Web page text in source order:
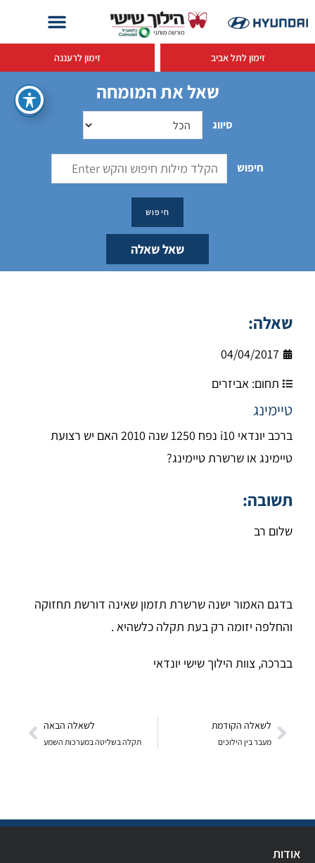
זימון לתל אביב זימון לרעננה
שאל את המומחה
סיווג
חיפוש
שאל שאלה
שאלה:
04/04/2017
תחום: אביזרים
טיימינג
ברכב יונדאי i10 נפח 1250 שנה 2010 האם יש רצועת
טיימינג או שרשרת טיימינג?
תשובה:
שלום רב
בדגם האמור ישנה שרשרת תזמון שאינה דורשת תחזוקה
והחלפה יזומה רק בעת תקלה כלשהיא .
בברכה, צוות הילוך שישי יונדאי
לשאלה הקודמת
מעבר בין הילוכים
לשאלה הבאה
תקלה בשליטה במערכות השמע
אודות